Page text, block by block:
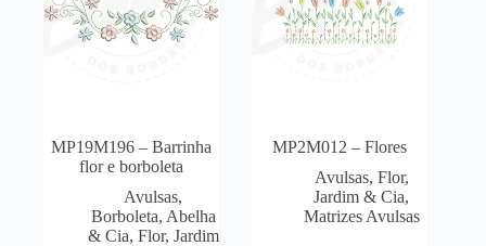
MP19M196 – Barrinha
flor e borboleta
Avulsas,
Borboleta, Abelha
& Cia, Flor, Jardim
MP2M012 – Flores
Avulsas, Flor,
Jardim & Cia,
Matrizes Avulsas